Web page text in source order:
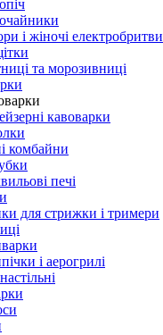
і жіночі електробритви
та морозивниці
кавоварки
комбайни
печі
для стрижки і тримери
і аерогрилі